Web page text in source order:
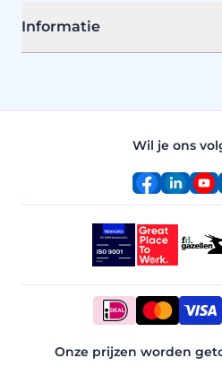
Informatie
Wil je ons
Facebook
Onze prijzen worden